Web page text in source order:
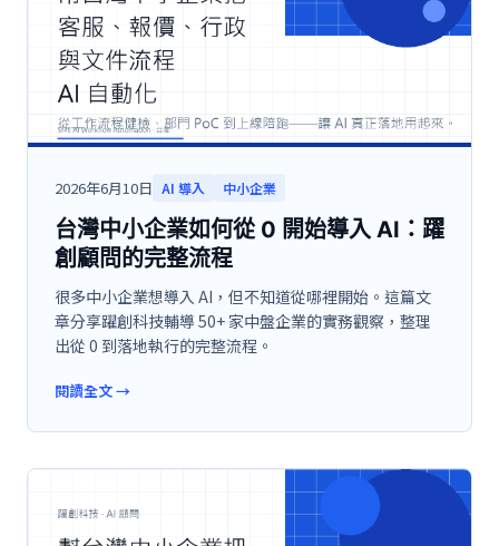
2026年6月10日 AI 導入 中小企業
台灣中小企業如何從 0 開始導入 AI：躍
創顧問的完整流程
很多中小企業想導入 AI，但不知道從哪裡開始。這篇文
章分享躍創科技輔導 50+ 家中盤企業的實務觀察，整理
出從 0 到落地執行的完整流程。
閱讀全文→